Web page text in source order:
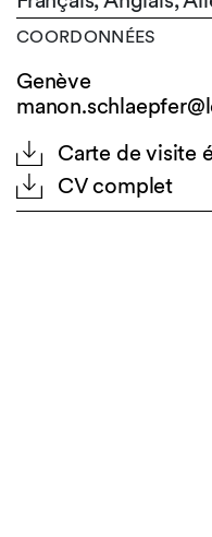
COORDONNÉES
Genève
Carte de visite
CV complet